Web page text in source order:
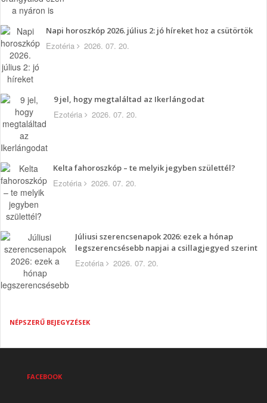
Napi horoszkóp 2026. július 2: jó híreket hoz a csütörtök
Ezotéria 2026. 07. 20.
9 jel, hogy megtaláltad az Ikerlángodat
Ezotéria 2026. 07. 20.
Kelta fahoroszkóp – te melyik jegyben születtél?
Ezotéria 2026. 07. 20.
Júliusi szerencsenapok 2026: ezek a hónap
legszerencsésebb napjai a csillagjegyed szerint
Ezotéria 2026. 07. 20.
NÉPSZERŰ BEJEGYZÉSEK
FACEBOOK